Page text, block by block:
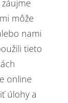
môže
nami
tieto
online
úlohy a